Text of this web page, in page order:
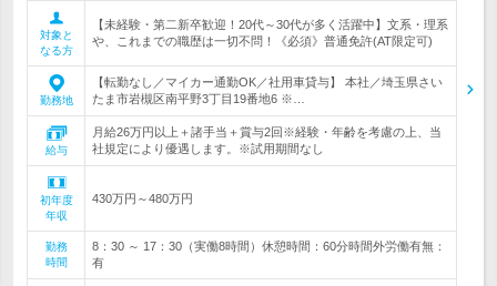
対象と
なる方
【未経験・第二新卒歓迎！20代～30代が多く活躍中】文系・理系
や、これまでの職歴は一切不問！《必須》普通免許(AT限定可)
勤務地
【転勤なし／マイカー通勤OK／社用車貸与】 本社／埼玉県さい
たま市岩槻区南平野3丁目19番地6 ※…
給与
月給26万円以上＋諸手当＋賞与2回※経験・年齢を考慮の上、当
社規定により優遇します。※試用期間なし
初年度
年収
430万円～480万円
勤務
時間
8：30 ～ 17：30（実働8時間）休憩時間：60分時間外労働有無：
有